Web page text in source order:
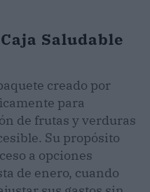
Saludable
creado por
para
de frutas y verduras
Su propósito
a opciones
de enero, cuando